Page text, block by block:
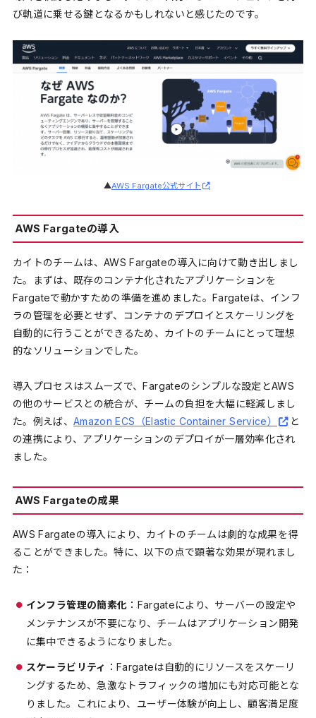
び軌道に乗せる鍵となるかもしれないと感じたのです。
▲AWS Fargate公式サイト
AWS Fargateの導入
カイトのチームは、AWS Fargateの導入に向けて動き出しまし
た。まずは、既存のコンテナ化されたアプリケーションを
Fargateで動かすための準備を進めました。Fargateは、インフ
ラの管理を必要とせず、コンテナのデプロイとスケーリングを
自動的に行うことができるため、カイトのチームにとって理想
的なソリューションでした。
導入プロセスはスムーズで、Fargateのシンプルな設定とAWS
の他のサービスとの統合が、チームの負担を大幅に軽減しまし
た。例えば、Amazon ECS（Elastic Container Service）
と
の連携により、アプリケーションのデプロイが一層効率化され
ました。
AWS Fargateの成果
AWS Fargateの導入により、カイトのチームは劇的な成果を得
ることができました。特に、以下の点で顕著な効果が現れまし
た：
インフラ管理の簡素化 ：Fargateにより、サーバーの設定や
メンテナンスが不要になり、チームはアプリケーション開発
に集中できるようになりました。
スケーラビリティ ：Fargateは自動的にリソースをスケーリ
ングするため、急激なトラフィックの増加にも対応可能とな
りました。これにより、ユーザー体験が向上し、顧客満足度